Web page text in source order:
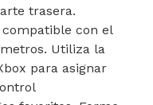
trasera.
con el
Utiliza la
para asignar